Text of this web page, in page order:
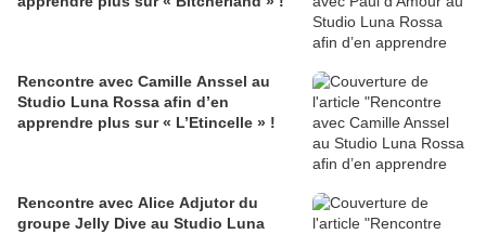
Rencontre avec Camille Anssel au
Studio Luna Rossa afin d’en
apprendre plus sur « L’Etincelle » !
Rencontre avec Alice Adjutor du
groupe Jelly Dive au Studio Luna